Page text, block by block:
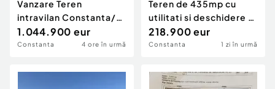
Vanzare Teren
intravilan Constanta/
Gara /Activitati
come...
1.044.900 eur
Constanta 4 ore în urmă
Teren de 435mp cu
utilitati si deschidere 14
m- Coiciu / con
218.900 eur
Constanta 1 zi în urmă